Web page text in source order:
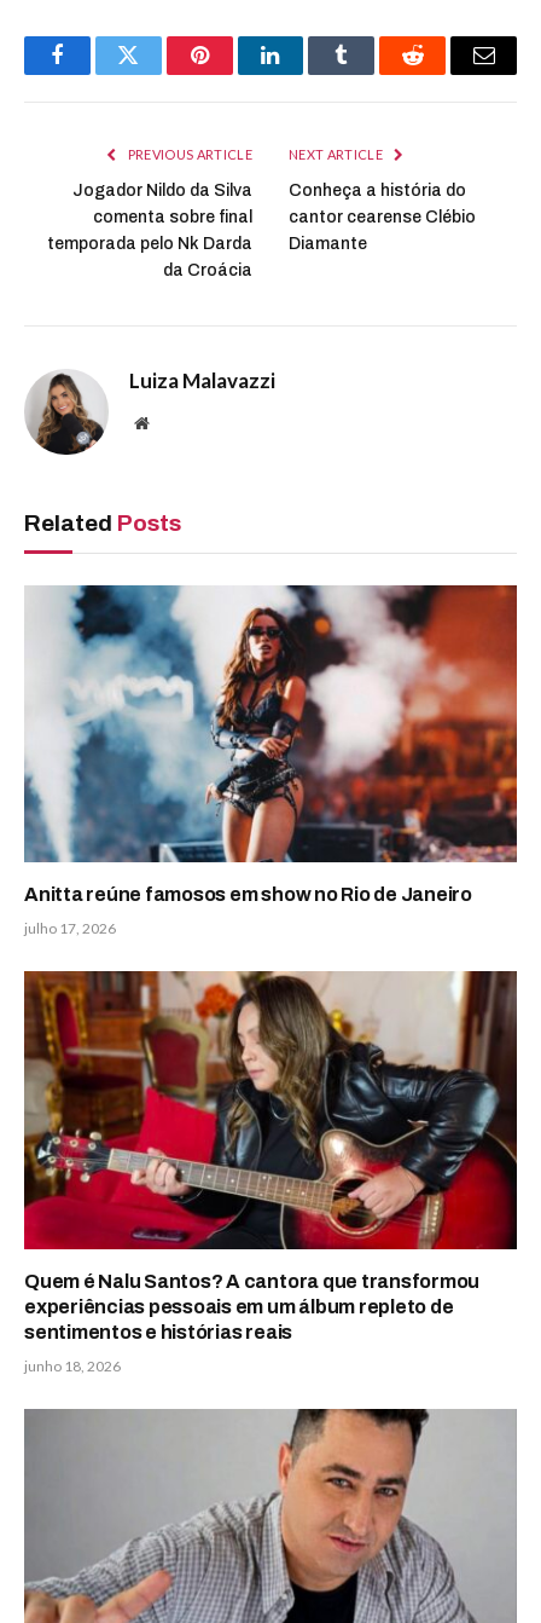
FacebookTwitter PinterestLinkedInTumblr Reddit Email
PREVIOUS ARTICLE
Jogador Nildo da Silva
comenta sobre final
temporada pelo Nk Darda
da Croácia
NEXT ARTICLE
Conheça a história do
cantor cearense Clébio
Diamante
Luiza Malavazzi
Website
Related Posts
Anitta reúne famosos em show no Rio de Janeiro
julho 17, 2026
Quem é Nalu Santos? A cantora que transformou
experiências pessoais em um álbum repleto de
sentimentos e histórias reais
junho 18, 2026